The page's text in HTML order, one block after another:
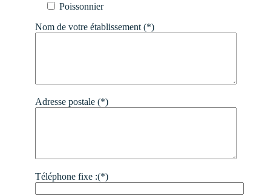
Poissonnier
Nom de votre établissement (*)
Adresse postale (*)
Téléphone fixe :(*)